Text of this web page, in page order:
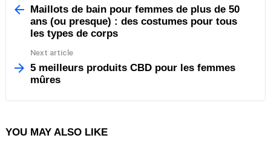
moreMaillots de bain pour femmes de plus de 50
ans (ou presque) : des costumes pour tous
les types de corps
Next article
5 meilleurs produits CBD pour les femmes
mûres
YOU MAY ALSO LIKE